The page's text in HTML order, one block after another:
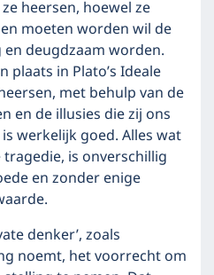
heersen, hoewel ze
moeten worden wil de
deugdzaam worden.
plaats in Plato’s Ideale
met behulp van de
en de illusies die zij ons
werkelijk goed. Alles wat
is onverschillig
en zonder enige
denker’, zoals
noemt, het voorrecht om